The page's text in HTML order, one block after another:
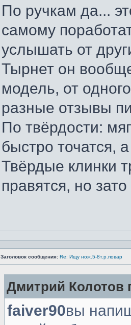
По ручкам да...
самому
услышать от
Тырнет он
модель, от
разные отзывы
По твёрдости:
быстро точатся,
Твёрдые клинки
правятся, но
Заголовок сообщения: Re: Ищу нож.5-8т.р.повар
Дмитрий Колотов
faiver90вы